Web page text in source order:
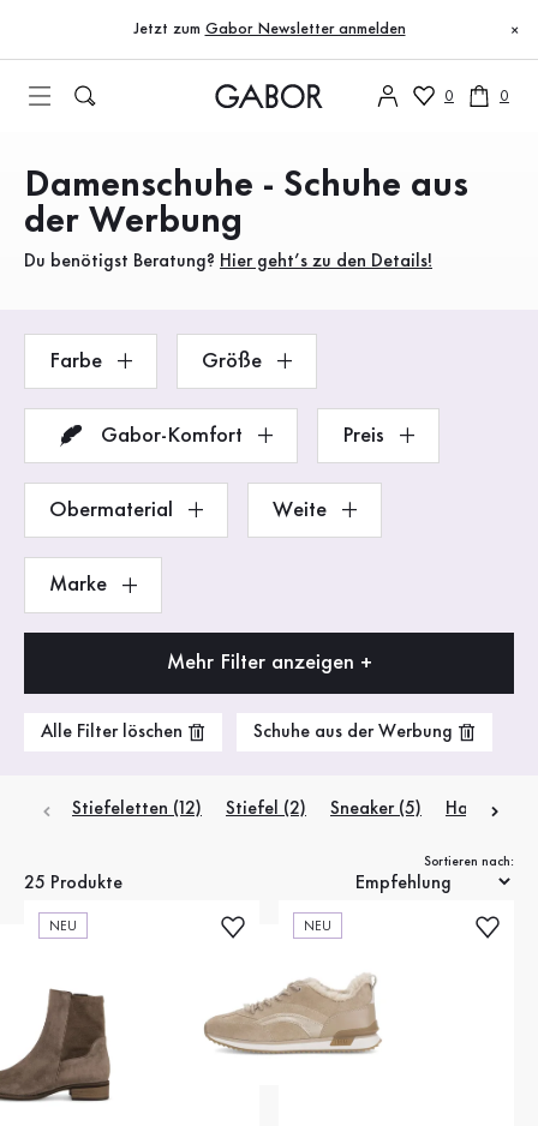
Zum Inhaltsverzeichnis
Zur Hauptnavigation
Jetzt zum Gabor Newsletter anmelden ×
0 0
Produkte
Damenschuhe - Schuhe aus
der Werbung
Du benötigst Beratung? Hier geht’s zu den Details!
Farbe Größe
Gabor-Komfort Preis
Obermaterial Weite
Marke
Mehr Filter anzeigen +
Alle Filter löschen Schuhe aus der Werbung
Stiefeletten (12) Stiefel (2) Sneaker (5)
25 Produkte
Sortieren nach:
NEU NEU